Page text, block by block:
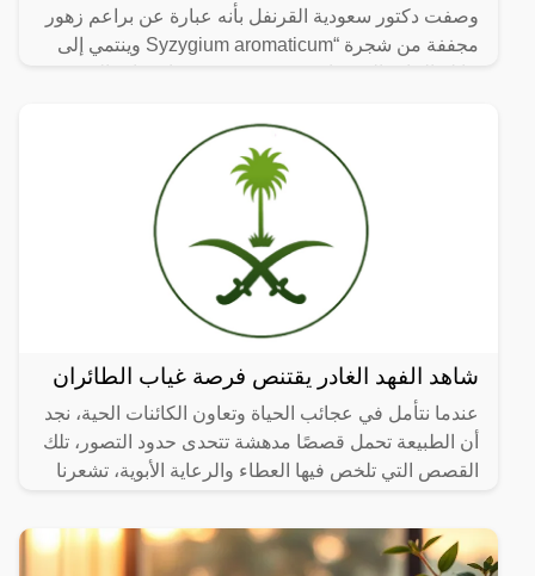
وصفت دكتور سعودية القرنفل بأنه عبارة عن براعم زهور
مجففة من شجرة “Syzygium aromaticum وينتمي إلى
شاهد الفهد الغادر يقتنص فرصة غياب الطائران
عندما نتأمل في عجائب الحياة وتعاون الكائنات الحية، نجد
أن الطبيعة تحمل قصصًا مدهشة تتحدى حدود التصور، تلك
القصص التي تلخص فيها العطاء والرعاية الأبوية، تشعرنا